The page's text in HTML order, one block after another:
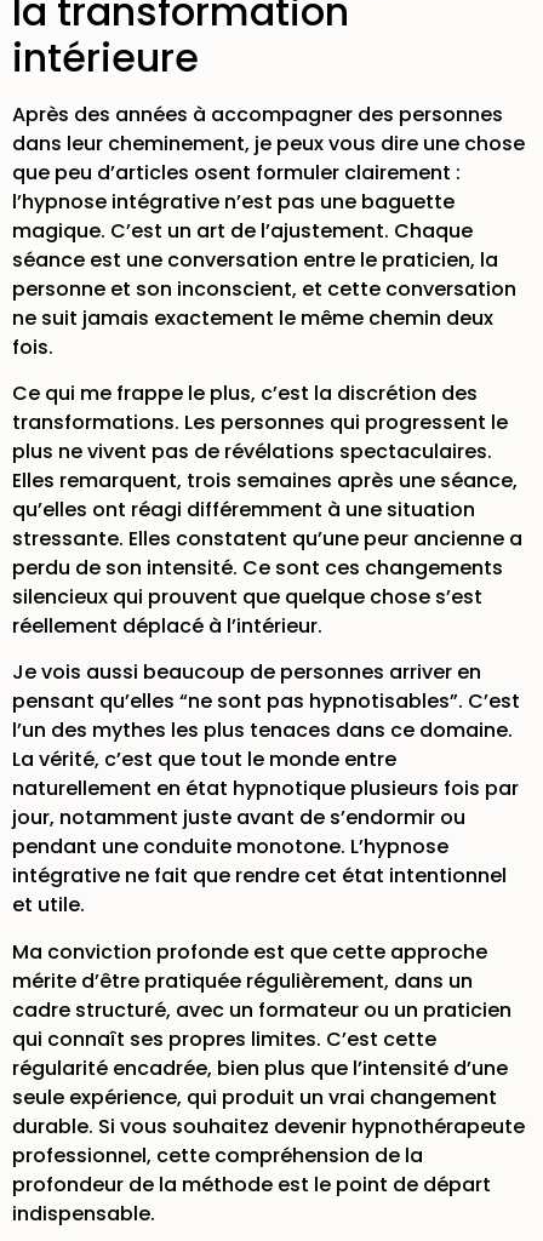
la transformation
intérieure
Après des années à accompagner des personnes
dans leur cheminement, je peux vous dire une chose
que peu d’articles osent formuler clairement :
l’hypnose intégrative n’est pas une baguette
magique. C’est un art de l’ajustement. Chaque
séance est une conversation entre le praticien, la
personne et son inconscient, et cette conversation
ne suit jamais exactement le même chemin deux
fois.
Ce qui me frappe le plus, c’est la discrétion des
transformations. Les personnes qui progressent le
plus ne vivent pas de révélations spectaculaires.
Elles remarquent, trois semaines après une séance,
qu’elles ont réagi différemment à une situation
stressante. Elles constatent qu’une peur ancienne a
perdu de son intensité. Ce sont ces changements
silencieux qui prouvent que quelque chose s’est
réellement déplacé à l’intérieur.
Je vois aussi beaucoup de personnes arriver en
pensant qu’elles “ne sont pas hypnotisables”. C’est
l’un des mythes les plus tenaces dans ce domaine.
La vérité, c’est que tout le monde entre
naturellement en état hypnotique plusieurs fois par
jour, notamment juste avant de s’endormir ou
pendant une conduite monotone. L’hypnose
intégrative ne fait que rendre cet état intentionnel
et utile.
Ma conviction profonde est que cette approche
mérite d’être pratiquée régulièrement, dans un
cadre structuré, avec un formateur ou un praticien
qui connaît ses propres limites. C’est cette
régularité encadrée, bien plus que l’intensité d’une
seule expérience, qui produit un vrai changement
durable. Si vous souhaitez devenir hypnothérapeute
professionnel, cette compréhension de la
profondeur de la méthode est le point de départ
indispensable.